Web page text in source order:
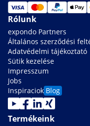
Rólunk
expondo Partners
Általános szerződési
Adatvédelmi tájékoztató
Sütik kezelése
Impresszum
Jobs
Inspiraciok Blog
Termékeink